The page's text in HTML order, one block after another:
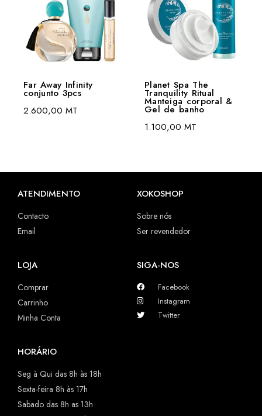
Far Away Infinity
conjunto 3pcs
2.600,00 MT
Planet Spa The
Tranquility Ritual
Manteiga corporal &
Gel de banho
1.100,00 MT
ATENDIMENTO
Contacto
Email
XOKOSHOP
Sobre nós
Ser revendedor
LOJA
Comprar
Carrinho
Minha Conta
SIGA-NOS
Facebook
Instagram
Twitter
HORÁRIO
Seg à Qui das 8h às 18h
Sexta-feira 8h às 17h
Sabado das 8h as 13h